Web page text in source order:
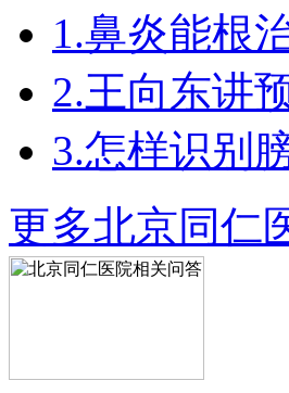
1.鼻炎能根
2.王向东讲
3.怎样识别
更多北京同仁